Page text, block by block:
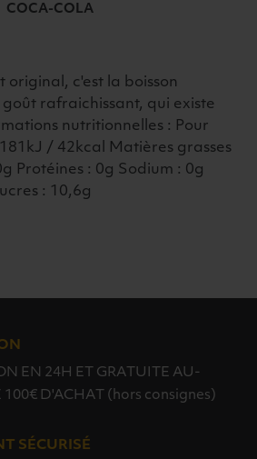
COCA-COLA
original, c'est la boisson
rafraichissant, qui existe
nutritionnelles : Pour
/ 42kcal Matières grasses
Protéines : 0g Sodium : 0g
: 10,6g
EN 24H ET GRATUITE AU-
100€ D'ACHAT (hors consignes)
SÉCURISÉ